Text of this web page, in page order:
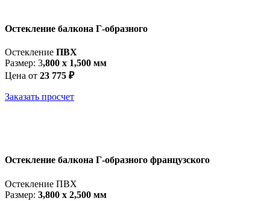
Остекление балкона Г-образного
Остекление ПВХ
Размер: 3,800 x 1,500 мм
Цена от 23 775 ₽
Заказать просчет
Остекление балкона Г-образного французского
Остекление ПВХ
Размер: 3,800 x 2,500 мм